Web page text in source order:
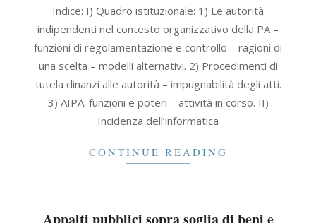
30
Indice: I) Quadro istituzionale: 1) Le autorità
indipendenti nel contesto organizzativo della PA –
funzioni di regolamentazione e controllo – ragioni di
una scelta – modelli alternativi. 2) Procedimenti di
tutela dinanzi alle autorità – impugnabilità degli atti.
3) AIPA: funzioni e poteri – attività in corso. II)
Incidenza dell’informatica
CONTINUE READING